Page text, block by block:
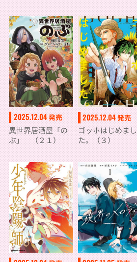
2025.12.04発売
異世界居酒屋「の
ぶ」 （２１）
2025.12.04発売
ゴッホはじめまし
た。（３）